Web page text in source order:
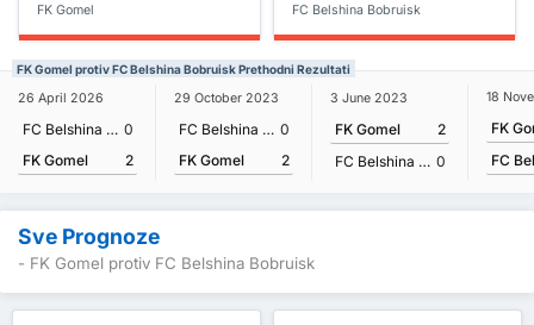
FK Gomel FC Belshina Bobruisk
FK Gomel protiv FC Belshina Bobruisk Prethodni Rezultati
26 April 2026
FC Belshina Bobruisk 0
FK Gomel
2
29 October 2023
FC Belshina Bobruisk 0
FK Gomel
2
3 June 2023
FK Gomel
2
FC Belshina Bobruisk 0
18
FK
Sve Prognoze
- FK Gomel protiv FC Belshina Bobruisk